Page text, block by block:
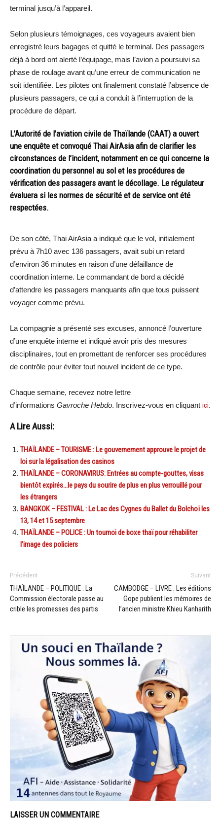
terminal jusqu’à l’appareil.
Selon plusieurs témoignages, ces voyageurs avaient bien
enregistré leurs bagages et quitté le terminal. Des passagers
déjà à bord ont alerté l’équipage, mais l’avion a poursuivi sa
phase de roulage avant qu’une erreur de communication ne
soit identifiée. Les pilotes ont finalement constaté l’absence de
plusieurs passagers, ce qui a conduit à l’interruption de la
procédure de départ.
L’Autorité de l’aviation civile de Thaïlande (CAAT) a ouvert
une enquête et convoqué Thai AirAsia afin de clarifier les
circonstances de l’incident, notamment en ce qui concerne la
coordination du personnel au sol et les procédures de
vérification des passagers avant le décollage. Le régulateur
évaluera si les normes de sécurité et de service ont été
respectées.
De son côté, Thai AirAsia a indiqué que le vol, initialement
prévu à 7h10 avec 136 passagers, avait subi un retard
d’environ 36 minutes en raison d’une défaillance de
coordination interne. Le commandant de bord a décidé
d’attendre les passagers manquants afin que tous puissent
voyager comme prévu.
La compagnie a présenté ses excuses, annoncé l’ouverture
d’une enquête interne et indiqué avoir pris des mesures
disciplinaires, tout en promettant de renforcer ses procédures
de contrôle pour éviter tout nouvel incident de ce type.
Chaque semaine, recevez notre lettre
d’informations Gavroche Hebdo. Inscrivez-vous en cliquant ici.
A Lire Aussi:
THAÏLANDE – TOURISME : Le gouvernement approuve le projet de
loi sur la légalisation des casinos
THAÏLANDE – CORONAVIRUS: Entrées au compte-gouttes, visas
bientôt expirés…le pays du sourire de plus en plus verrouillé pour
les étrangers
BANGKOK – FESTIVAL : Le Lac des Cygnes du Ballet du Bolchoï les
13, 14 et 15 septembre
THAÏLANDE – POLICE : Un tournoi de boxe thaï pour réhabiliter
l’image des policiers
Précédent
THAÏLANDE – POLITIQUE : La
Commission électorale passe au
crible les promesses des partis
Suivant
CAMBODGE – LIVRE : Les éditions
Gope publient les mémoires de
l’ancien ministre Khieu Kanharith
LAISSER UN COMMENTAIRE